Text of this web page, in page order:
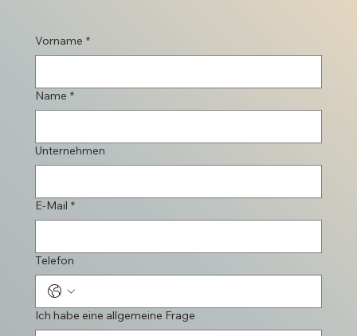
Vorname *
Name *
Unternehmen
E-Mail *
Telefon
Ich habe eine allgemeine Frage